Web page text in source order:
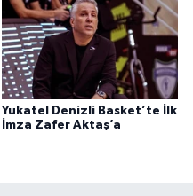
Yukatel Denizli Basket’te İlk
İmza Zafer Aktaş’a